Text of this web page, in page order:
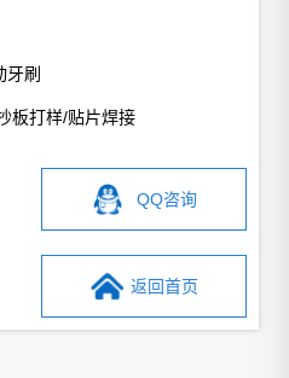
牙刷
板打样/贴片焊接
QQ咨询
返回首页